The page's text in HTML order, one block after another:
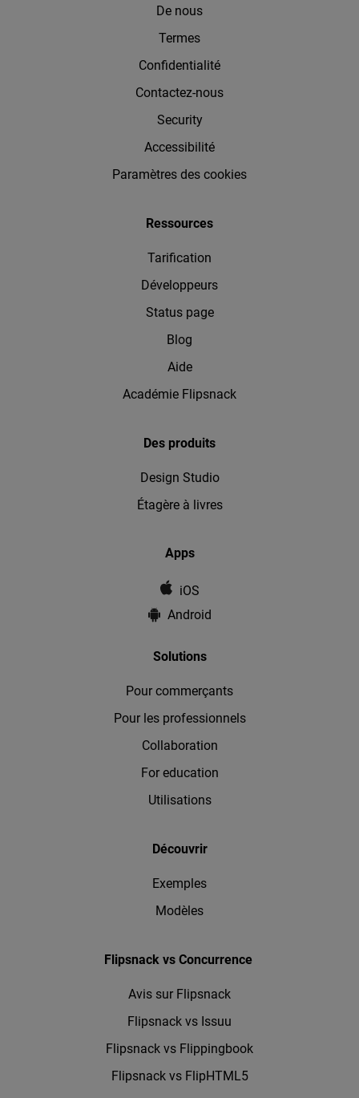
De nous
Termes
Confidentialité
Contactez-nous
Security
Accessibilité
Paramètres des cookies
Ressources
Tarification
Développeurs
Status page
Blog
Aide
Académie Flipsnack
Des produits
Design Studio
Étagère à livres
Apps
iOS
Android
Solutions
Pour commerçants
Pour les professionnels
Collaboration
For education
Utilisations
Découvrir
Exemples
Modèles
Flipsnack vs Concurrence
Avis sur Flipsnack
Flipsnack vs Issuu
Flipsnack vs Flippingbook
Flipsnack vs FlipHTML5